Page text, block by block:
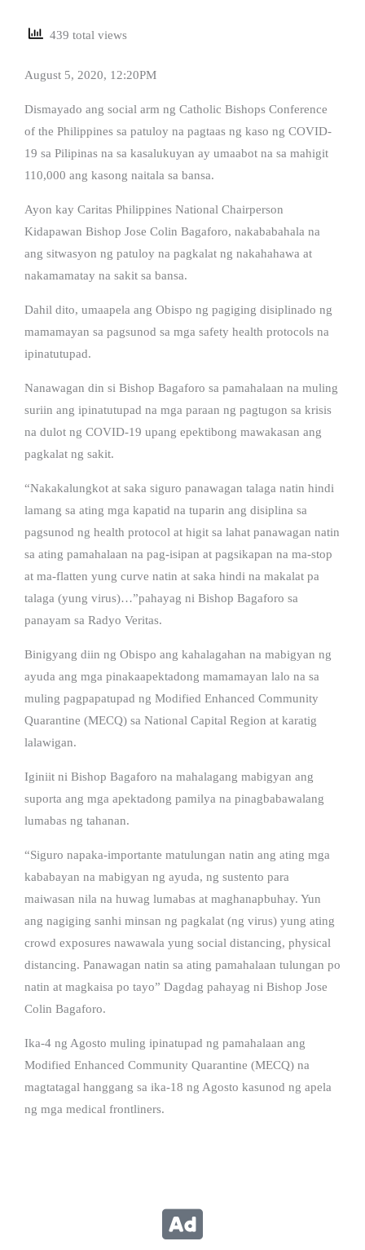
439 total views
August 5, 2020, 12:20PM
Dismayado ang social arm ng Catholic Bishops Conference
of the Philippines sa patuloy na pagtaas ng kaso ng COVID-
19 sa Pilipinas na sa kasalukuyan ay umaabot na sa mahigit
110,000 ang kasong naitala sa bansa.
Ayon kay Caritas Philippines National Chairperson
Kidapawan Bishop Jose Colin Bagaforo, nakababahala na
ang sitwasyon ng patuloy na pagkalat ng nakahahawa at
nakamamatay na sakit sa bansa.
Dahil dito, umaapela ang Obispo ng pagiging disiplinado ng
mamamayan sa pagsunod sa mga safety health protocols na
ipinatutupad.
Nanawagan din si Bishop Bagaforo sa pamahalaan na muling
suriin ang ipinatutupad na mga paraan ng pagtugon sa krisis
na dulot ng COVID-19 upang epektibong mawakasan ang
pagkalat ng sakit.
“Nakakalungkot at saka siguro panawagan talaga natin hindi
lamang sa ating mga kapatid na tuparin ang disiplina sa
pagsunod ng health protocol at higit sa lahat panawagan natin
sa ating pamahalaan na pag-isipan at pagsikapan na ma-stop
at ma-flatten yung curve natin at saka hindi na makalat pa
talaga (yung virus)…”pahayag ni Bishop Bagaforo sa
panayam sa Radyo Veritas.
Binigyang diin ng Obispo ang kahalagahan na mabigyan ng
ayuda ang mga pinakaapektadong mamamayan lalo na sa
muling pagpapatupad ng Modified Enhanced Community
Quarantine (MECQ) sa National Capital Region at karatig
lalawigan.
Iginiit ni Bishop Bagaforo na mahalagang mabigyan ang
suporta ang mga apektadong pamilya na pinagbabawalang
lumabas ng tahanan.
“Siguro napaka-importante matulungan natin ang ating mga
kababayan na mabigyan ng ayuda, ng sustento para
maiwasan nila na huwag lumabas at maghanapbuhay. Yun
ang nagiging sanhi minsan ng pagkalat (ng virus) yung ating
crowd exposures nawawala yung social distancing, physical
distancing. Panawagan natin sa ating pamahalaan tulungan po
natin at magkaisa po tayo” Dagdag pahayag ni Bishop Jose
Colin Bagaforo.
Ika-4 ng Agosto muling ipinatupad ng pamahalaan ang
Modified Enhanced Community Quarantine (MECQ) na
magtatagal hanggang sa ika-18 ng Agosto kasunod ng apela
ng mga medical frontliners.